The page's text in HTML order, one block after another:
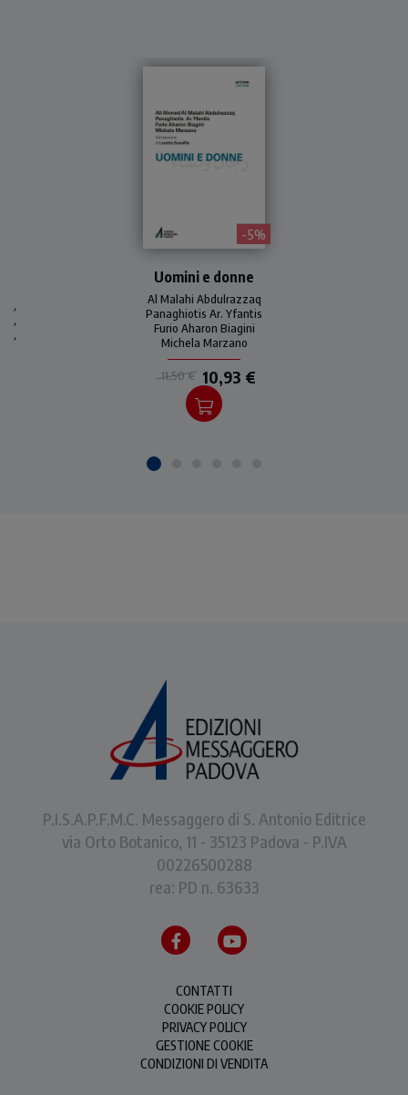
- 5%
chiamati a una
collaborazione per una
innovativa visione delle
fedi, delle religioni e del
mondo intero. Con il
diventano attive
protagoniste della storia
narrata.
Al Malahi Abdulrazzaq
,
Panaghiotis Ar. Yfantis
,
Furio Aharon Biagini
,
Michela Marzano
Uomini e donne
11,50 € 10,93 €
P.I.S.A.P.F.M.C. Messaggero di S. Antonio Editrice
via Orto Botanico, 11 - 35123 Padova - P.IVA
00226500288
rea: PD n. 63633
CONTATTI
COOKIE POLICY
PRIVACY POLICY
GESTIONE COOKIE
CONDIZIONI DI VENDITA